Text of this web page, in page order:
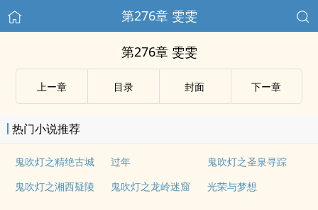
第276章 雯雯
第276章 雯雯
上ー章 目录 封面 下ー章
热门小说推荐
鬼吹灯之精绝古城 过年
鬼吹灯之圣泉寻踪
鬼吹灯之湘西疑陵
鬼吹灯之龙岭迷窟 光荣与梦想